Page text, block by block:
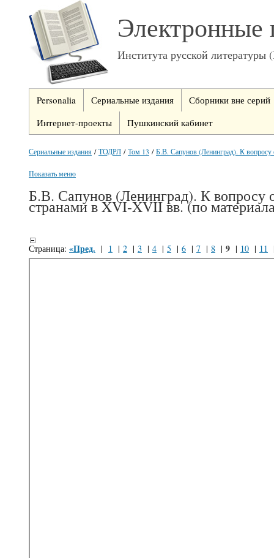
Электронные
Института русской
Personalia Сериальные издания
Сборники вне серий
Интернет-проекты
Пушкинский кабинет
Сериальные издания /ТОДРЛ /Том 13 /Б.В. Сапунов (Ленинград). К вопросу
Показать меню
Б.В. Сапунов (Ленинград). К вопросу
странами в XVI-XVII вв. (по
Страница: «Пред. | 1 | 2 | 3 | 4 | 5 | 6 | 7 | 8 | 9 | 10 | 11